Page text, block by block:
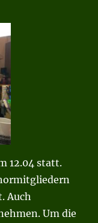
12.04 statt.
Auch
Um die